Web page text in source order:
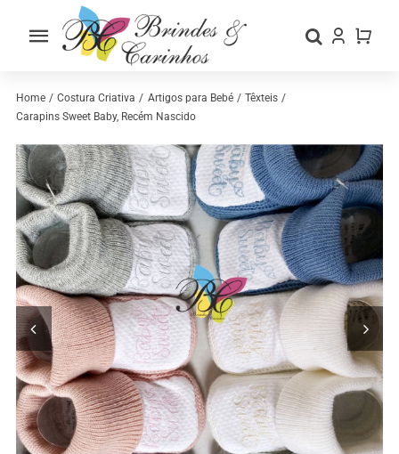
Toggle
Home
Loja
Categorias
Contactos
Home Costura Criativa Artigos para Bebé
Têxteis
Carapins Sweet Baby, Recém Nascido